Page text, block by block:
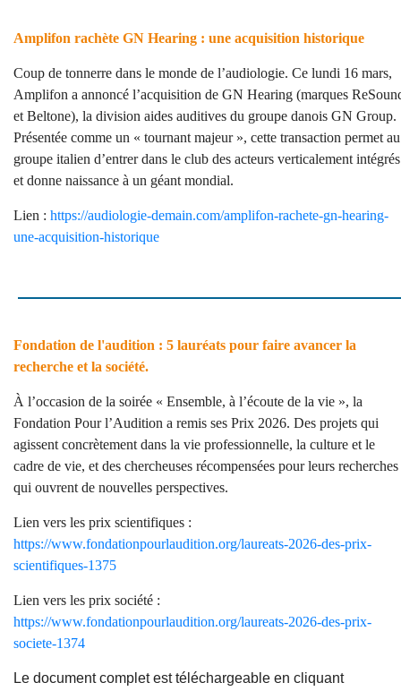
Amplifon rachète GN Hearing : une acquisition historique
Coup de tonnerre dans le monde de l’audiologie. Ce lundi 16 mars,
Amplifon a annoncé l’acquisition de GN Hearing (marques
et Beltone), la division aides auditives du groupe danois GN Group.
Présentée comme un « tournant majeur », cette transaction permet au
groupe italien d’entrer dans le club des acteurs verticalement intégrés
et donne naissance à un géant mondial.
Lien : https://audiologie-demain.com/amplifon-rachete-gn-hearing-
une-acquisition-historique
Fondation de l'audition : 5 lauréats pour faire avancer la
recherche et la société.
À l’occasion de la soirée « Ensemble, à l’écoute de la vie », la
Fondation Pour l’Audition a remis ses Prix 2026. Des projets qui
agissent concrètement dans la vie professionnelle, la culture et le
cadre de vie, et des chercheuses récompensées pour leurs recherches
qui ouvrent de nouvelles perspectives.
Lien vers les prix scientifiques :
https://www.fondationpourlaudition.org/laureats-2026-des-prix-
scientifiques-1375
Lien vers les prix société :
https://www.fondationpourlaudition.org/laureats-2026-des-prix-
societe-1374
Le document complet est téléchargeable en cliquant